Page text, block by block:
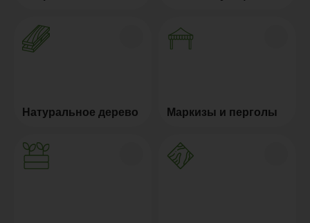
Натуральное дерево Маркизы и перголы